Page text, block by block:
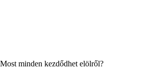
Most minden kezdődhet elölről?